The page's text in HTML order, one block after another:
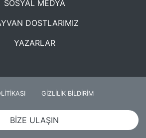
SOSYAL MEDYA
DOSTLARIMIZ
YAZARLAR
GİZLİLİK BİLDİRİM
BİZE ULAŞIN